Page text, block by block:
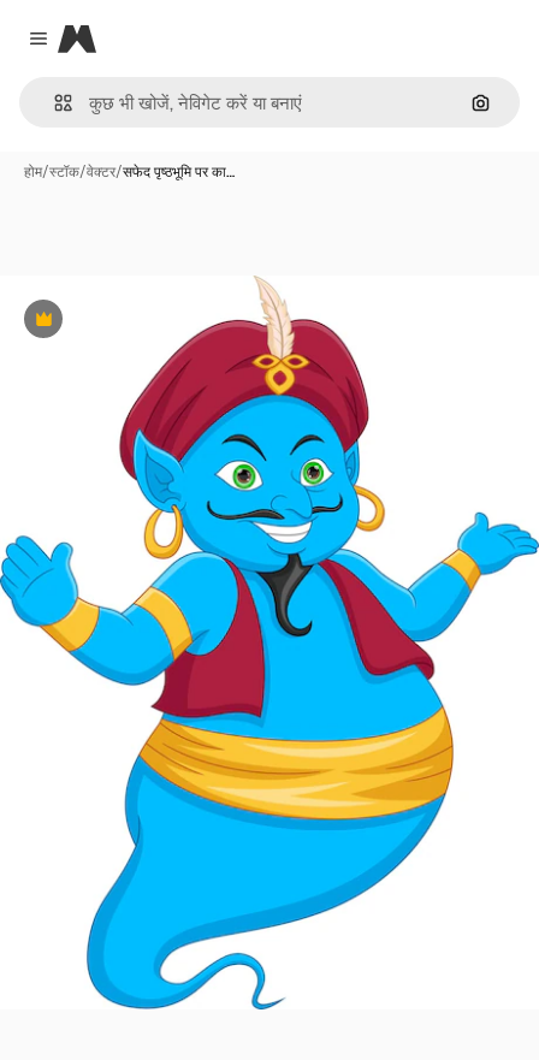
Close menu
Magnific
इमेज से
होम/स्टॉक/वेक्टर/सफेद पृष्ठभूमि पर का…
Premium